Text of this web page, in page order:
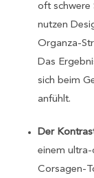
oft schwere
nutzen
Organza-
Das
sich beim
anfühlt.
Der
einem ultra-
Corsagen-